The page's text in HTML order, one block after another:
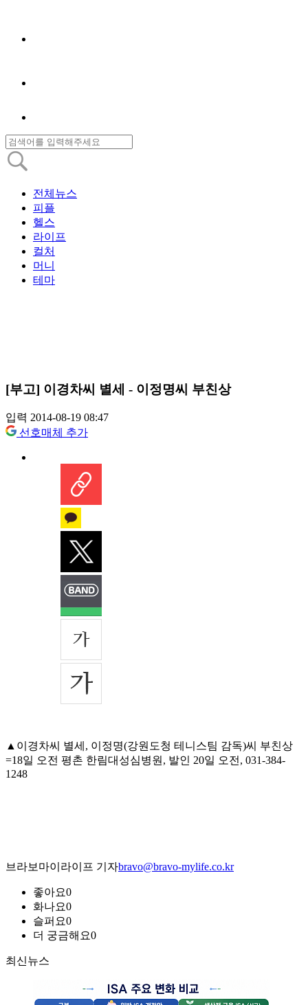
전체뉴스
피플
헬스
라이프
컬처
머니
테마
[부고] 이경차씨 별세 - 이정명씨 부친상
입력 2014-08-19 08:47
선호매체 추가
▲이경차씨 별세, 이정명(강원도청 테니스팀 감독)씨 부친상
=18일 오전 평촌 한림대성심병원, 발인 20일 오전, 031-384-
1248
브라보마이라이프 기자bravo@bravo-mylife.co.kr
좋아요0
화나요0
슬퍼요0
더 궁금해요0
최신뉴스